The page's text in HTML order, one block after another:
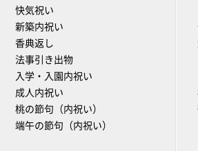
快気祝い
新築内祝い
香典返し
法事引き出物
入学・入園内祝い
成人内祝い
桃の節句（内祝い）
端午の節句（内祝い）